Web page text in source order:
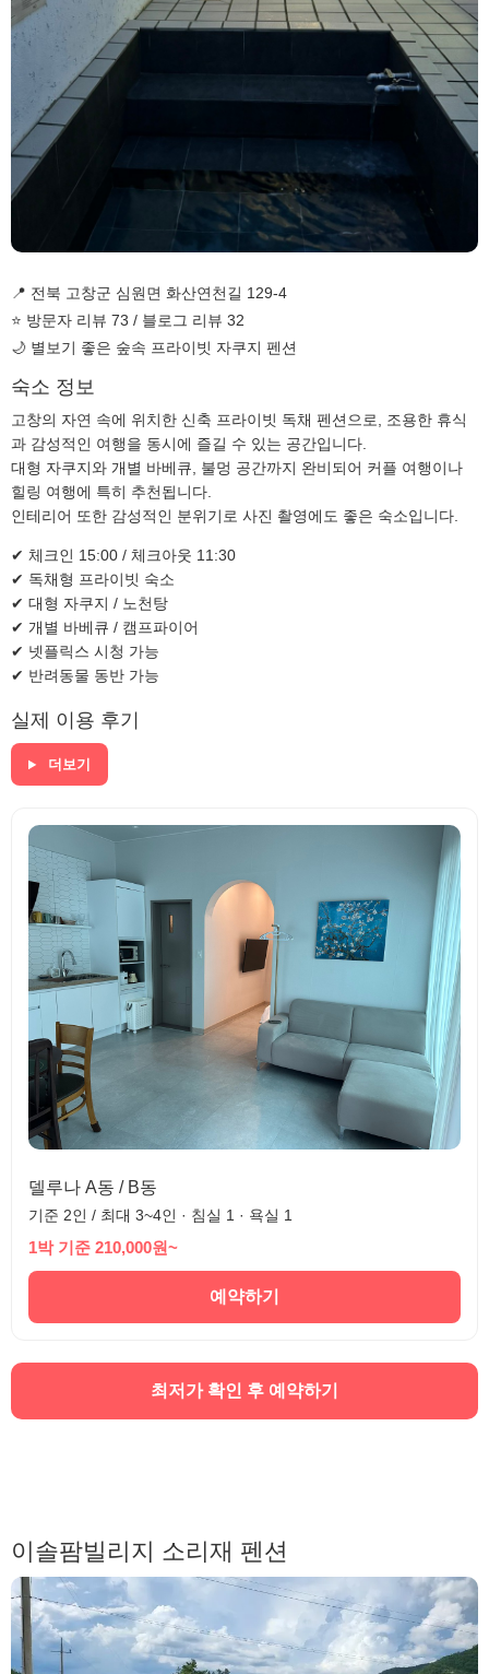
📍 전북 고창군 심원면 화산연천길 129-4
⭐ 방문자 리뷰 73 / 블로그 리뷰 32
🌙 별보기 좋은 숲속 프라이빗 자쿠지 펜션
숙소 정보
고창의 자연 속에 위치한 신축 프라이빗 독채 펜션으로, 조용한 휴식
과 감성적인 여행을 동시에 즐길 수 있는 공간입니다.
대형 자쿠지와 개별 바베큐, 불멍 공간까지 완비되어 커플 여행이나
힐링 여행에 특히 추천됩니다.
인테리어 또한 감성적인 분위기로 사진 촬영에도 좋은 숙소입니다.
✔ 체크인 15:00 / 체크아웃 11:30
✔ 독채형 프라이빗 숙소
✔ 대형 자쿠지 / 노천탕
✔ 개별 바베큐 / 캠프파이어
✔ 넷플릭스 시청 가능
✔ 반려동물 동반 가능
실제 이용 후기
더보기
델루나 A동 / B동
기준 2인 / 최대 3~4인 · 침실 1 · 욕실 1
1박 기준 210,000원~
예약하기
최저가 확인 후 예약하기
이솔팜빌리지 소리재 펜션